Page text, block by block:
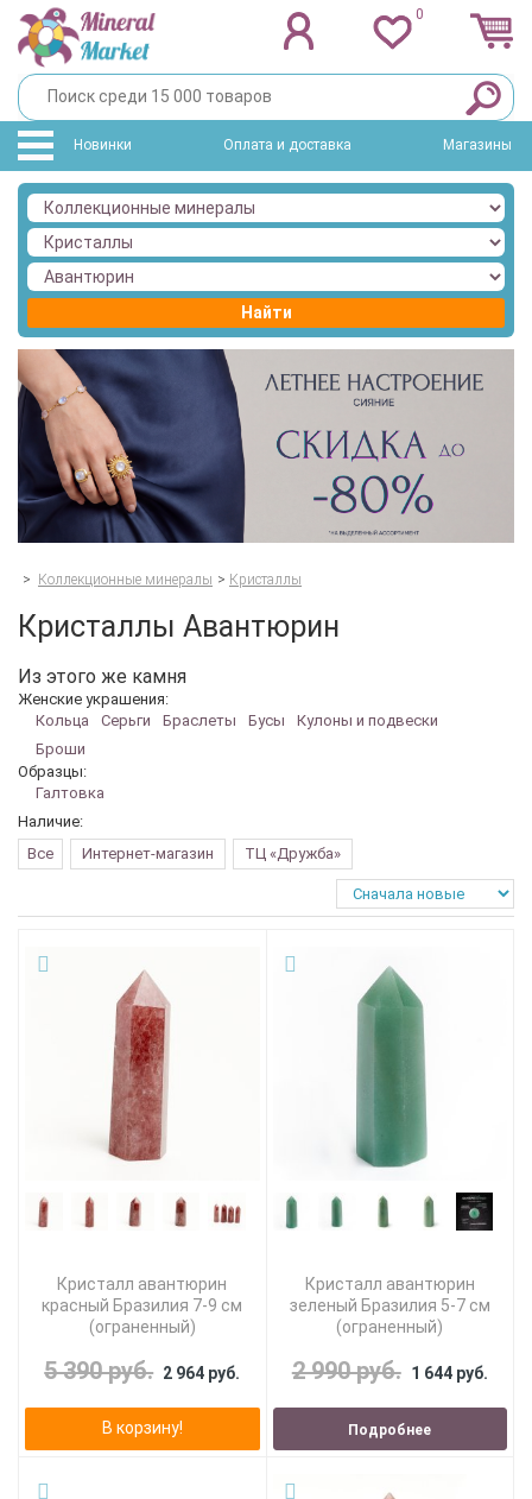
0
Новинки Оплата и доставка Магазины
Найти
> Коллекционные минералы > Кристаллы
Кристаллы Авантюрин
Из этого же камня
Женские украшения:
Кольца
Серьги Браслеты Бусы
Кулоны и подвески
Броши
Образцы:
Галтовка
Наличие:
Все
Интернет-магазин ТЦ «Дружба»
Кристалл авантюрин
красный Бразилия 7-9 см
(ограненный)
5 390 руб. 2 964 руб.
В корзину!
Кристалл авантюрин
зеленый Бразилия 5-7 см
(ограненный)
2 990 руб. 1 644 руб.
Подробнее